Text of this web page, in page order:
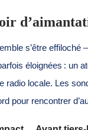
s’être effiloché
éloignées : un
radio locale. Les
pour rencontrer